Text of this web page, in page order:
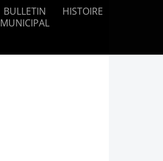
BULLETIN
MUNICIPAL
HISTOIRE